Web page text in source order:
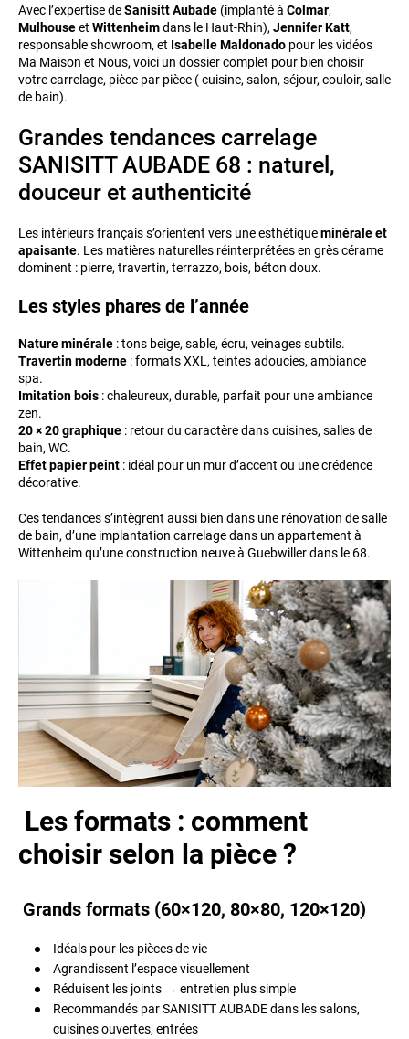
Avec l’expertise deSanisitt Aubade (implanté à Colmar,
Mulhouseet Wittenheimdans le Haut-Rhin), Jennifer Katt,
responsable showroom, et Isabelle Maldonado pour les vidéos
Ma Maison et Nous, voici un dossier complet pour bien choisir
votre carrelage, pièce par pièce ( cuisine, salon, séjour, couloir, salle
de bain).
Grandes tendances carrelage
SANISITT AUBADE 68 : naturel,
douceur et authenticité
Les intérieurs français s’orientent vers une esthétiqueminérale et
apaisante. Les matières naturelles réinterprétées en grès cérame
dominent : pierre, travertin, terrazzo, bois, béton doux.
Les styles phares de l’année
Nature minérale : tons beige, sable, écru, veinages subtils.
Travertin moderne : formats XXL, teintes adoucies, ambiance
spa.
Imitation bois : chaleureux, durable, parfait pour une ambiance
zen.
20 × 20 graphique : retour du caractère dans cuisines, salles de
bain, WC.
Effet papier peint : idéal pour un mur d’accent ou une crédence
décorative.
Ces tendances s’intègrent aussi bien dans une rénovation de salle
de bain, d’une implantation carrelage dans un appartement à
Wittenheim qu’une construction neuve à Guebwiller dans le 68.
Les formats : comment
choisir selon la pièce ?
Grands formats (60×120, 80×80, 120×120)
Idéals pour les pièces de vie
Agrandissent l’espace visuellement
Réduisent les joints → entretien plus simple
Recommandés par SANISITT AUBADE dans les salons,
cuisines ouvertes, entrées